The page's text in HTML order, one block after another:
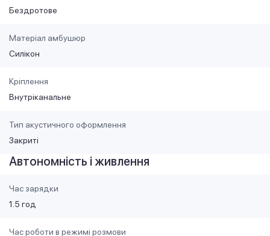
Бездротове
Матеріал амбушюр
Силікон
Кріплення
Внутріканальне
Тип акустичного оформлення
Закриті
Автономність і живлення
Час зарядки
1.5 год
Час роботи в режимі розмови